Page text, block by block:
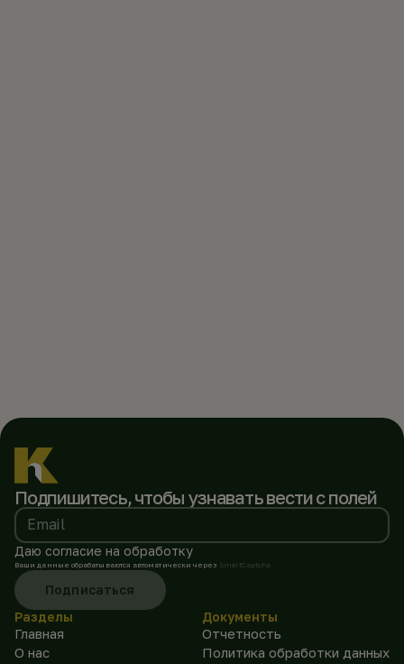
Подпишитесь, чтобы узнавать вести с полей
Email
Даю согласие на обработку
Ваши данные обрабатываются автоматически через SmartCaptcha
Подписаться
Разделы
Главная
О нас
Документы
Отчетность
Политика обработки данных